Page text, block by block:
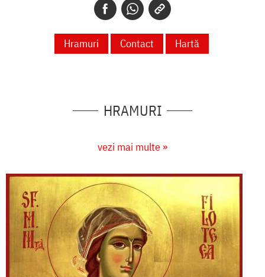
Hramuri Contact Hartă
HRAMURI
vezi mai multe »